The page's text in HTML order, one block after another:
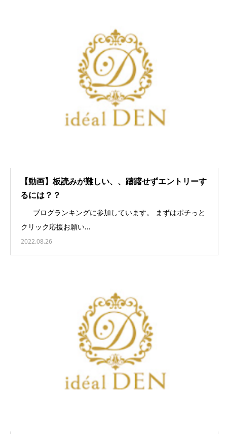
【動画】板読みが難しい、、躊躇せずエントリーす
るには？？
ブログランキングに参加しています。 まずはポチっと
クリック応援お願い...
2022.08.26